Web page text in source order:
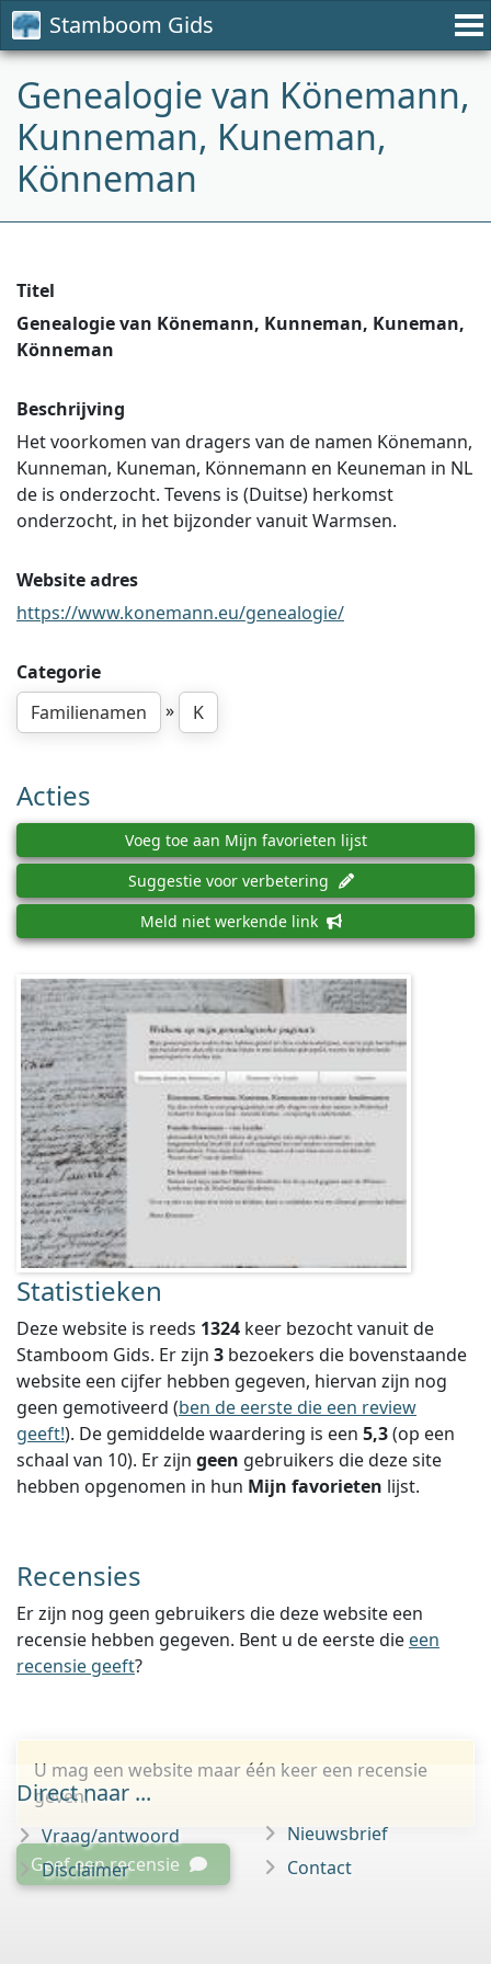
Stamboom Gids
Genealogie van Könemann,
Kunneman, Kuneman,
Könneman
Titel
Genealogie van Könemann, Kunneman, Kuneman,
Könneman
Beschrijving
Het voorkomen van dragers van de namen Könemann,
Kunneman, Kuneman, Könnemann en Keuneman in NL
de is onderzocht. Tevens is (Duitse) herkomst
onderzocht, in het bijzonder vanuit Warmsen.
Website adres
https://www.konemann.eu/genealogie/
Categorie
Familienamen
» K
Acties
Voeg toe aan Mijn favorieten lijst
Suggestie voor verbetering
Meld niet werkende link
Statistieken
Deze website is reeds 1324 keer bezocht vanuit de
Stamboom Gids. Er zijn 3 bezoekers die bovenstaande
website een cijfer hebben gegeven, hiervan zijn nog
geen gemotiveerd (ben de eerste die een review
geeft!). De gemiddelde waardering is een 5,3(op een
schaal van 10). Er zijn geen gebruikers die deze site
hebben opgenomen in hun Mijn favorieten lijst.
Recensies
Er zijn nog geen gebruikers die deze website een
recensie hebben gegeven. Bent u de eerste die een
recensie geeft?
U mag een website maar één keer een recensie
geven.
Geef een recensie
Direct naar ...
Vraag/antwoord
Disclaimer
Nieuwsbrief
Contact